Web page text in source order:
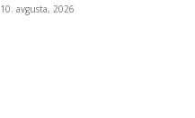
10. avgusta, 2026